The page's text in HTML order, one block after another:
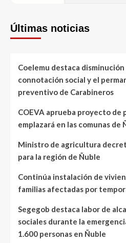
Últimas noticias
Coelemu destaca
connotación social y el
preventivo de Carabineros
COEVA aprueba proyecto de
emplazará en las comunas de
Ministro de agricultura
para la región de Ñuble
Continúa instalación de
familias afectadas por
Segegob destaca labor de
sociales durante la
1.600 personas en Ñuble